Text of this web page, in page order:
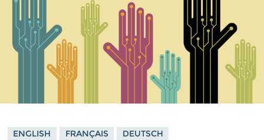
ENGLISH FRANÇAIS DEUTSCH